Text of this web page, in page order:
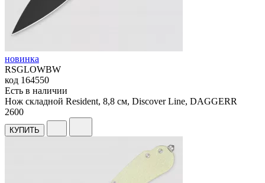
новинка
RSGLOWBW
код 164550
Есть в наличии
Нож складной Resident, 8,8 см, Discover Line, DAGGERR
2600
КУПИТЬ